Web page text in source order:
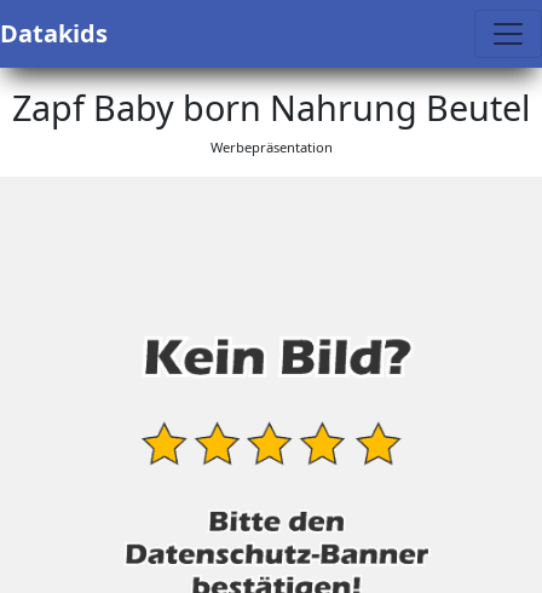
Datakids
Zapf Baby born Nahrung Beutel
Werbepräsentation